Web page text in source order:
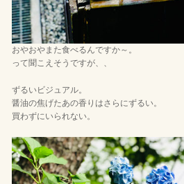
おやおやまた食べるんですか～。
って聞こえそうですが、、
ずるいビジュアル。
醤油の焦げたあの香りはさらにずるい。
買わずにいられない。